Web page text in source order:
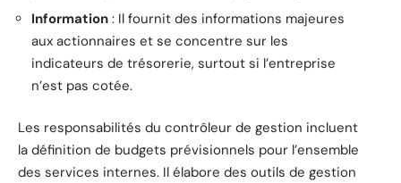
Information : Il fournit des informations majeures
aux actionnaires et se concentre sur les
indicateurs de trésorerie, surtout si l’entreprise
n’est pas cotée.
Les responsabilités du contrôleur de gestion incluent
la définition de budgets prévisionnels pour l’ensemble
des services internes. Il élabore des outils de gestion